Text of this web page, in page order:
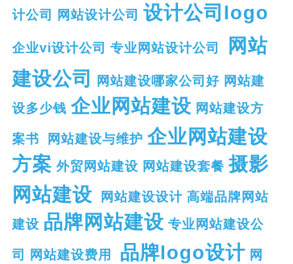
计公司 网站设计公司 设计公司logo
企业vi设计公司 专业网站设计公司
网站
建设公司
网站建设哪家公司好 网站建
设多少钱 企业网站建设 网站建设方
案书 网站建设与维护 企业网站建设
方案 外贸网站建设 网站建设套餐 摄影
网站建设
网站建设设计 高端品牌网站
建设 品牌网站建设 专业网站建设公
司 网站建设费用 品牌logo设计 网